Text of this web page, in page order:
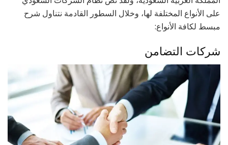
على الأنواع المختلفة لها، وخلال السطور القادمة نتناول شرح
مبسط لكافة الأنواع:
شركات التضامن